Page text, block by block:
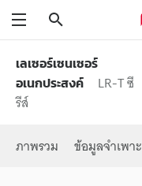
เลเซอร์เซนเซอร์
อเนกประสงค์
LR-T ซี
รีส์
ภาพรวม ข้อมูลจำเพาะ